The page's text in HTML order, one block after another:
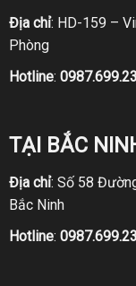
Địa chỉ: HD-159 –
Phòng
Hotline:
TẠI BẮC
Địa chỉ: Số 58
Bắc Ninh
Hotline: